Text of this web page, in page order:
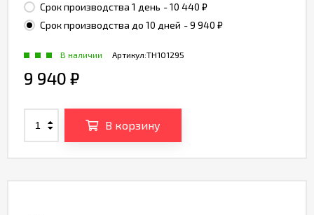
Срок производства 1 день - 10 440 ₽
Срок производства до 10 дней - 9 940 ₽
Артикул:TH101295
В наличии
9 940 ₽
В корзину